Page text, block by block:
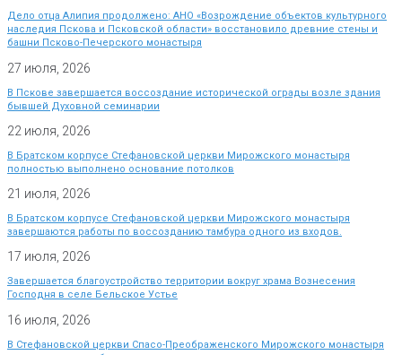
Дело отца Алипия продолжено: АНО «Возрождение объектов культурного
наследия Пскова и Псковской области» восстановило древние стены и
башни Псково-Печерского монастыря
27 июля, 2026
В Пскове завершается воссоздание исторической ограды возле здания
бывшей Духовной семинарии
22 июля, 2026
В Братском корпусе Стефановской церкви Мирожского монастыря
полностью выполнено основание потолков
21 июля, 2026
В Братском корпусе Стефановской церкви Мирожского монастыря
завершаются работы по воссозданию тамбура одного из входов.
17 июля, 2026
Завершается благоустройство территории вокруг храма Вознесения
Господня в селе Бельское Устье
16 июля, 2026
В Стефановской церкви Спасо-Преображенского Мирожского монастыря